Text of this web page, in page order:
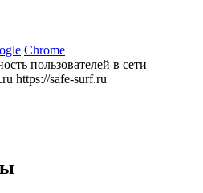
Chrome
пользователей в сети
https://safe-surf.ru